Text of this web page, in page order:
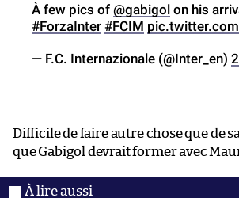
À few pics of @gabigol on his
#ForzaInter #FCIM
— F.C. Internazionale (@Inter_en)
Difficile de faire autre chose que de
que Gabigol devrait former avec